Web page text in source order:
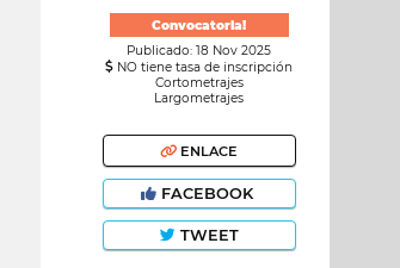
Convocatoria!
Publicado: 18 Nov 2025
NO tiene tasa de inscripción
Cortometrajes
Largometrajes
ENLACE
FACEBOOK
TWEET